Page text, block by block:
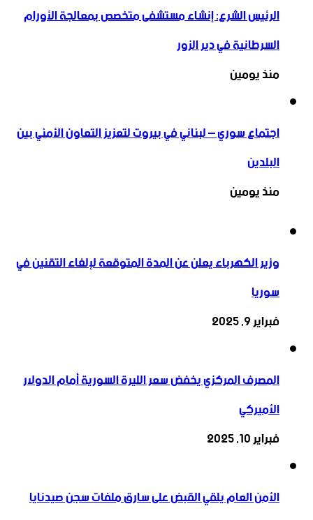
الرئيس الشرع: إنشاء ‌‏مستشفى متخصص بمعالجة الأورام
السرطانية في دير الزور
منذ يومين
اجتماع سوري – لبناني في بيروت لتعزيز التعاون ‏الأمني ‏بين
البلدين
منذ يومين
وزير الكهرباء يعلن عن المدة المتوقعة لإلغاء التقنين في
سوريا
فبراير 9, 2025
المصرف المركزي يخفض سعر الليرة السورية أمام الدولار
الأميركي
فبراير 10, 2025
الأمن العام يلقي القبض على سارق ملفات سجن صيدنايا